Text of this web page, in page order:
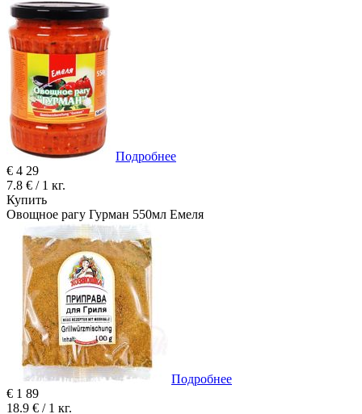
Подробнее
€ 4 29
7.8 € / 1 кг.
Купить
Овощное рагу Гурман 550мл Емеля
Подробнее
€ 1 89
18.9 € / 1 кг.